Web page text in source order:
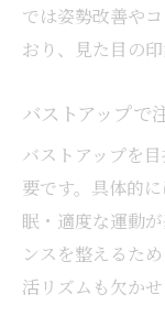
では姿勢改善や
おり、見た目の
バストアップで
バストアップを
要です。具体的
眠・適度な運動
ンスを整えるた
活リズムも欠かせ